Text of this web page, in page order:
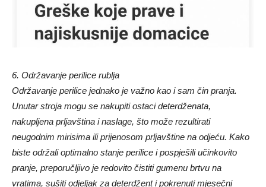
6. Održavanje perilice rublja
Održavanje perilice jednako je važno kao i sam čin pranja.
Unutar stroja mogu se nakupiti ostaci deterdženata,
nakupljena prljavština i naslage, što može rezultirati
neugodnim mirisima ili prijenosom prljavštine na odjeću. Kako
biste održali optimalno stanje perilice i pospješili učinkovito
pranje, preporučljivo je redovito čistiti gumenu brtvu na
vratima, sušiti odjeljak za deterdžent i pokrenuti mjesečni